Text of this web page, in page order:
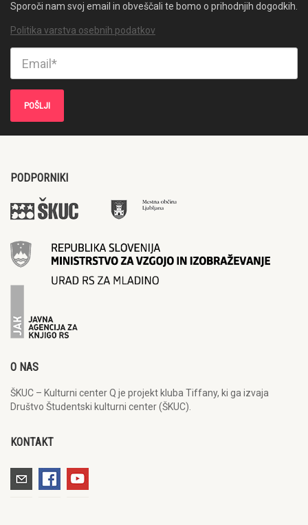
Sporoči nam svoj email in obveščali te bomo o prihodnjih dogodkih.
Politika varstva osebnih podatkov
PODPORNIKI
O NAS
ŠKUC – Kulturni center Q je projekt kluba Tiffany, ki ga izvaja
Društvo Študentski kulturni center (ŠKUC).
KONTAKT